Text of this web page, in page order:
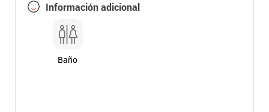
Información adicional
Baño